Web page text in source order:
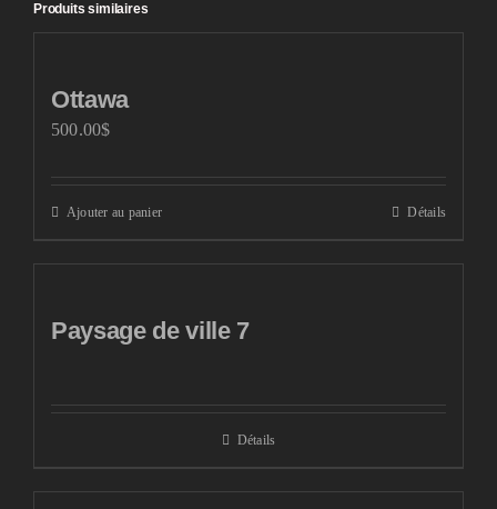
Produits similaires
Ottawa
500.00$
Ajouter au panier Détails
Paysage de ville 7
Détails